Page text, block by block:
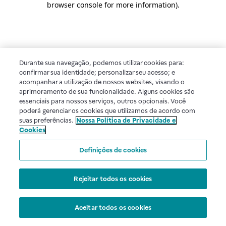
browser console for more information).
Durante sua navegação, podemos utilizar cookies para:
confirmar sua identidade; personalizar seu acesso; e
acompanhar a utilização de nossos websites, visando o
aprimoramento de sua funcionalidade. Alguns cookies são
essenciais para nossos serviços, outros opcionais. Você
poderá gerenciar os cookies que utilizamos de acordo com
suas preferências. Nossa Política de Privacidade e
Cookies
Definições de cookies
Rejeitar todos os cookies
Aceitar todos os cookies